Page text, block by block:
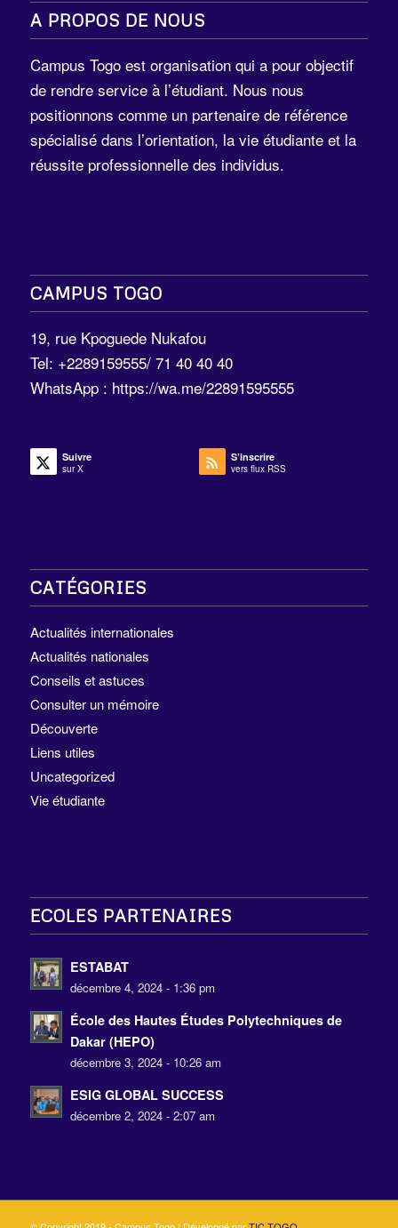
A PROPOS DE NOUS
Campus Togo est organisation qui a pour objectif
de rendre service à l’étudiant. Nous nous
positionnons comme un partenaire de référence
spécialisé dans l’orientation, la vie étudiante et la
réussite professionnelle des individus.
CAMPUS TOGO
19, rue Kpoguede Nukafou
Tel: +2289159555/ 71 40 40 40
WhatsApp : https://wa.me/22891595555
Suivre
sur X
S’inscrire
vers flux RSS
CATÉGORIES
Actualités internationales
Actualités nationales
Conseils et astuces
Consulter un mémoire
Découverte
Liens utiles
Uncategorized
Vie étudiante
ECOLES PARTENAIRES
ESTABAT
décembre 4, 2024 - 1:36 pm
École des Hautes Études Polytechniques de
Dakar (HEPO)
décembre 3, 2024 - 10:26 am
ESIG GLOBAL SUCCESS
décembre 2, 2024 - 2:07 am